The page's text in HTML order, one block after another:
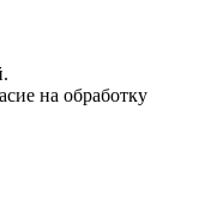
на обработку